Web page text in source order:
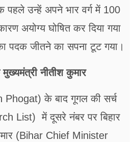
उन्हें अपने भार वर्ग में 100
अयोग्य घोषित कर दिया गया
पदक जीतने का सपना टूट गया।
नीतीश कुमार
Phogat) के बाद गूगल की सर्च
List) में दूसरे नंबर पर बिहार
(Bihar Chief Minister